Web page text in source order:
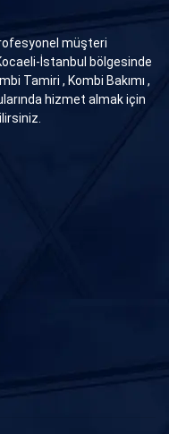
müşteri
İstanbul bölgesinde
Tamiri , Kombi Bakımı ,
hizmet almak için